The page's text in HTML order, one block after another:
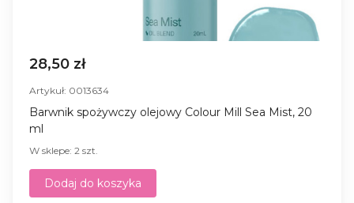
28,50 zł
Artykuł: 0013634
Barwnik spożywczy olejowy Colour Mill Sea Mist, 20
ml
W sklepe: 2 szt.
Dodaj do koszyka